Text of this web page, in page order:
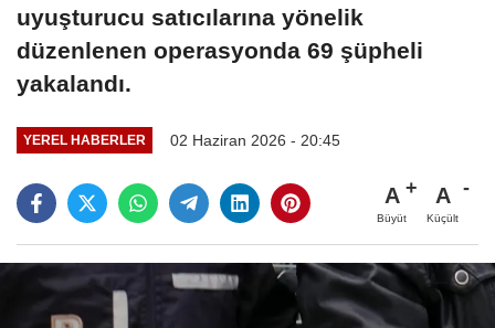
uyuşturucu satıcılarına yönelik
düzenlenen operasyonda 69 şüpheli
yakalandı.
YEREL HABERLER 02 Haziran 2026 - 20:45
A
Büyüt
A
Küçült